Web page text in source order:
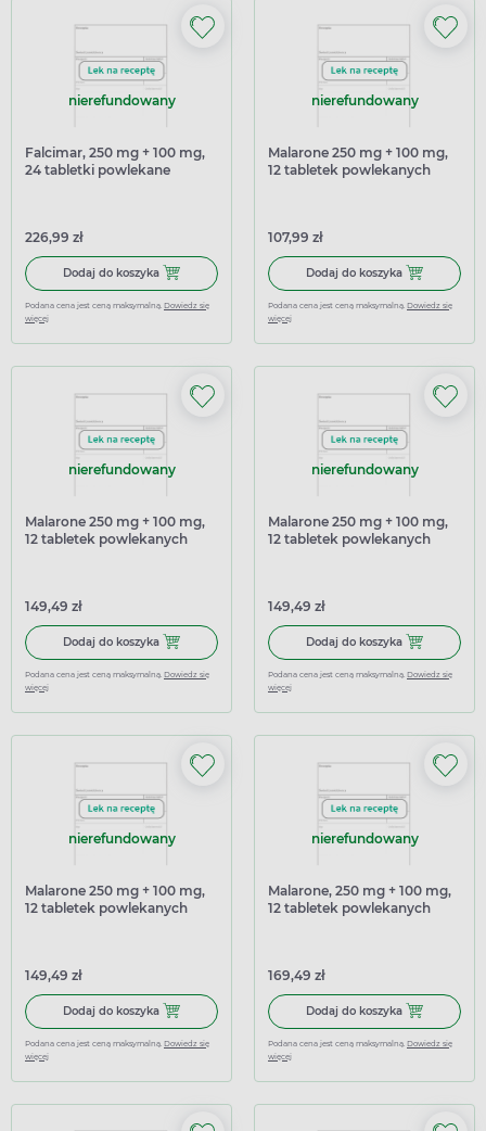
nierefundowany
Falcimar, 250 mg + 100 mg,
24 tabletki powlekane
226,99 zł
Dodaj do koszyka Dodaj do koszyka Falcimar, 250 mg + 100 mg, 24 tabletki
Podana cena jest ceną maksymalną. Dowiedz się
więcej
nierefundowany
Malarone 250 mg + 100 mg,
12 tabletek powlekanych
107,99 zł
Dodaj do koszyka Dodaj do
Podana cena jest ceną maksymalną. Dowiedz się
więcej
nierefundowany
Malarone 250 mg + 100 mg,
12 tabletek powlekanych
149,49 zł
Dodaj do koszyka Dodaj do koszyka Malarone 250 mg + 100 mg, 12
Podana cena jest ceną maksymalną. Dowiedz się
więcej
nierefundowany
Malarone 250 mg + 100 mg,
12 tabletek powlekanych
149,49 zł
Dodaj do koszyka Dodaj do
Podana cena jest ceną maksymalną. Dowiedz się
więcej
nierefundowany
Malarone 250 mg + 100 mg,
12 tabletek powlekanych
149,49 zł
Dodaj do koszyka Dodaj do koszyka Malarone 250 mg + 100 mg, 12
Podana cena jest ceną maksymalną. Dowiedz się
więcej
nierefundowany
Malarone, 250 mg + 100 mg,
12 tabletek powlekanych
169,49 zł
Dodaj do koszyka Dodaj do
Podana cena jest ceną maksymalną. Dowiedz się
więcej